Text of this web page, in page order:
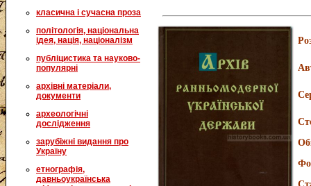
класична і сучасна проза
політологія, національна
ідея, нація, націоналізм
публіцистика та науково-
популярні
архівні матеріали,
документи
археологічні
дослідження
зарубіжні видання про
Україну
етнографія,
давньоукраїнська